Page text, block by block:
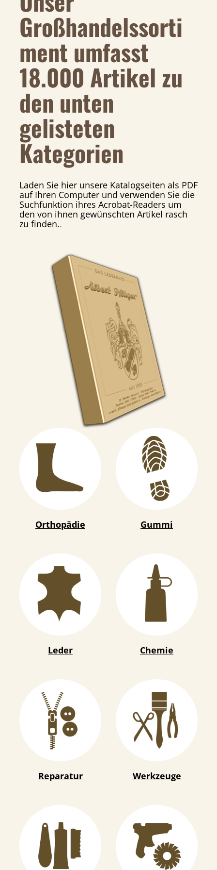
Großhandelssorti
ment umfasst
18.000 Artikel zu
den unten
gelisteten
Kategorien
Laden Sie hier unsere Katalogseiten als PDF
auf Ihren Computer und verwenden Sie die
Suchfunktion ihres Acrobat-Readers um
den von ihnen gewünschten Artikel rasch
zu finden..
Orthopädie Gummi
Leder Chemie
Reparatur Werkzeuge